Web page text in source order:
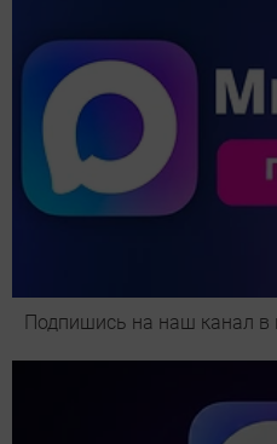
Подпишись на наш канал